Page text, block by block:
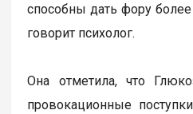
способны дать фору
говорит психолог.
Она отметила, что
провокационные